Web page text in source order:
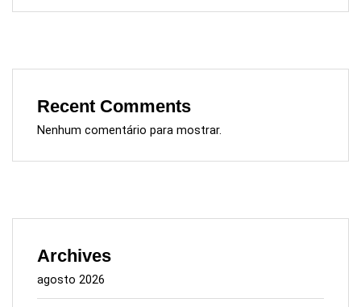
Recent Comments
Nenhum comentário para mostrar.
Archives
agosto 2026